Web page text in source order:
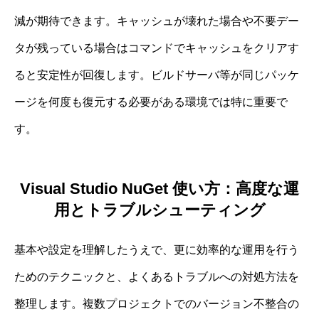
減が期待できます。キャッシュが壊れた場合や不要デー
タが残っている場合はコマンドでキャッシュをクリアす
ると安定性が回復します。ビルドサーバ等が同じパッケ
ージを何度も復元する必要がある環境では特に重要で
す。
Visual Studio NuGet 使い方：高度な運
用とトラブルシューティング
基本や設定を理解したうえで、更に効率的な運用を行う
ためのテクニックと、よくあるトラブルへの対処方法を
整理します。複数プロジェクトでのバージョン不整合の